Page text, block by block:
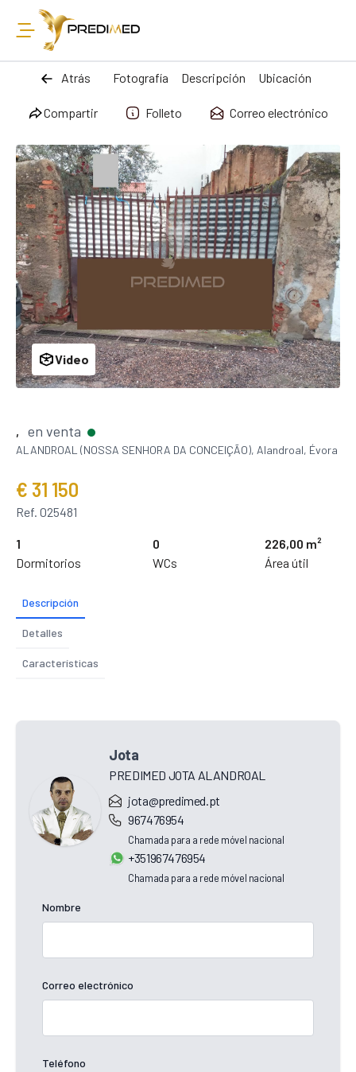
Atrás Fotografía Descripción Ubicación
Compartir Folleto Correo electrónico
Video
, en venta
ALANDROAL (NOSSA SENHORA DA CONCEIÇÃO), Alandroal, Évora
€ 31 150
Ref. 025481
1
Dormitorios
0
WCs
226,00 m²
Área útil
Descripción
Detalles
Características
Jota
PREDIMED JOTA ALANDROAL
jota@predimed.pt
967476954
Chamada para a rede móvel nacional
+351967476954
Chamada para a rede móvel nacional
Nombre
Correo electrónico
Teléfono